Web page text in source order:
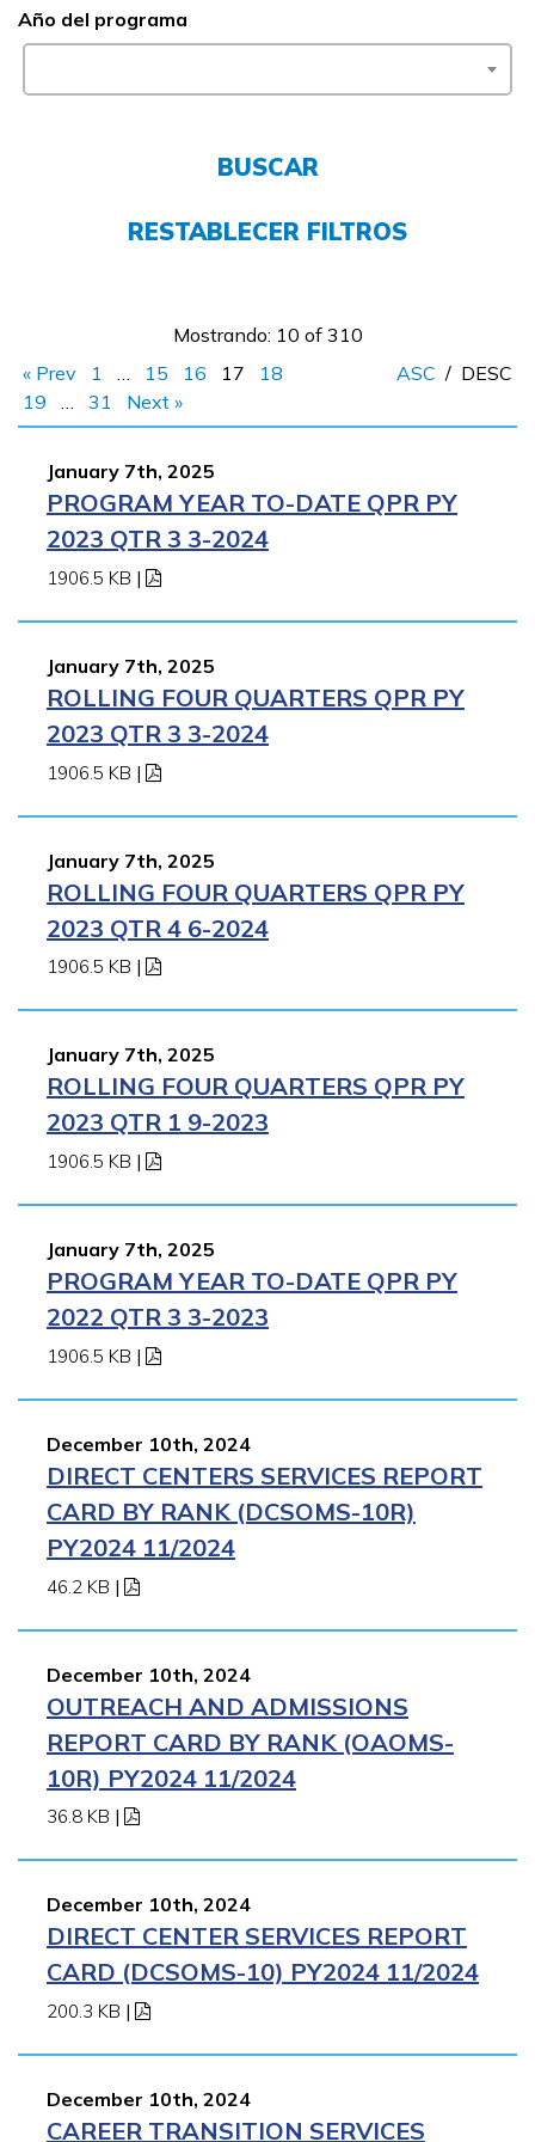
FAQs
Año del programa
BUSCAR
RESTABLECER FILTROS
Mostrando: 10 of 310
« Prev
1 … 15 16 17
18
19
… 31 Next »
ASC / DESC
January 7th, 2025
PROGRAM YEAR TO-DATE QPR PY
2023 QTR 3 3-2024
1906.5 KB |
January 7th, 2025
ROLLING FOUR QUARTERS QPR PY
2023 QTR 3 3-2024
1906.5 KB |
January 7th, 2025
ROLLING FOUR QUARTERS QPR PY
2023 QTR 4 6-2024
1906.5 KB |
January 7th, 2025
ROLLING FOUR QUARTERS QPR PY
2023 QTR 1 9-2023
1906.5 KB |
January 7th, 2025
PROGRAM YEAR TO-DATE QPR PY
2022 QTR 3 3-2023
1906.5 KB |
December 10th, 2024
DIRECT CENTERS SERVICES REPORT
CARD BY RANK (DCSOMS-10R)
PY2024 11/2024
46.2 KB |
December 10th, 2024
OUTREACH AND ADMISSIONS
REPORT CARD BY RANK (OAOMS-
10R) PY2024 11/2024
36.8 KB |
December 10th, 2024
DIRECT CENTER SERVICES REPORT
CARD (DCSOMS-10) PY2024 11/2024
200.3 KB |
December 10th, 2024
CAREER TRANSITION SERVICES